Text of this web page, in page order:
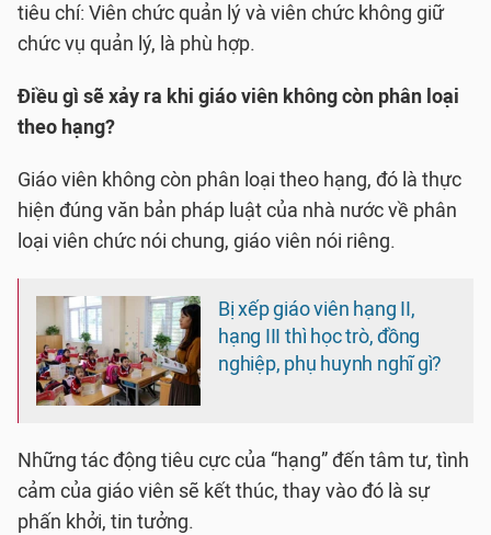
tiêu chí: Viên chức quản lý và viên chức không giữ
chức vụ quản lý, là phù hợp.
Điều gì sẽ xảy ra khi giáo viên không còn phân loại
theo hạng?
Giáo viên không còn phân loại theo hạng, đó là thực
hiện đúng văn bản pháp luật của nhà nước về phân
loại viên chức nói chung, giáo viên nói riêng.
Bị xếp giáo viên hạng II,
hạng III thì học trò, đồng
nghiệp, phụ huynh nghĩ gì?
Những tác động tiêu cực của “hạng” đến tâm tư, tình
cảm của giáo viên sẽ kết thúc, thay vào đó là sự
phấn khởi, tin tưởng.